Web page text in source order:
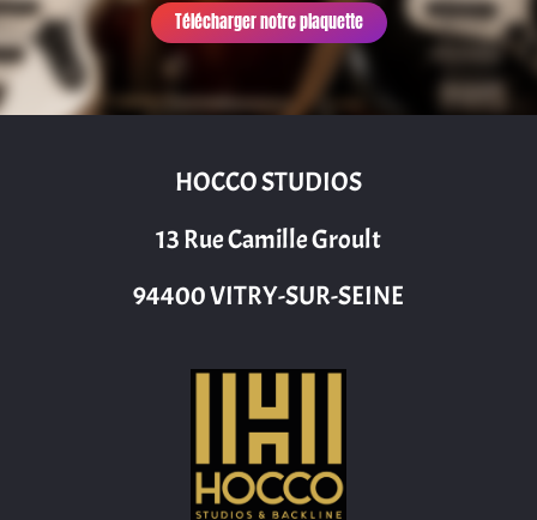
Télécharger notre plaquette
HOCCO STUDIOS
13 Rue Camille Groult
94400 VITRY-SUR-SEINE